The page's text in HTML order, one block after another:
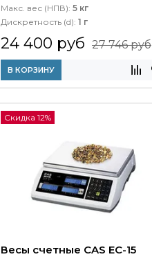
Макс. вес (НПВ): 5 кг
Дискретность (d): 1 г
24 400 руб 27 746 руб
В КОРЗИНУ
Скидка 12%
Весы счетные CAS EC-15